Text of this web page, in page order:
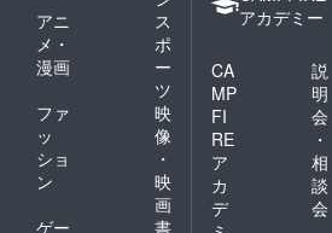
アニ
メ・
漫画
ス
ポ
ー
ツ
ファ
ッ
ショ
ン
映
像
・
映
画
ゲー
書
アカデミー
CA
MP
FI
RE
ア
カ
デ
説
明
会
・
相
談
会